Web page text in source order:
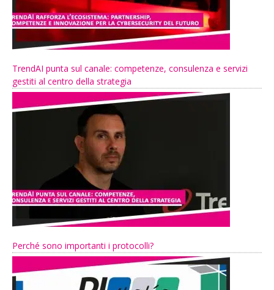
TrendAI punta sul canale: competenze, consulenza e servizi
gestiti al centro della strategia
Perché sono importanti i protocolli?